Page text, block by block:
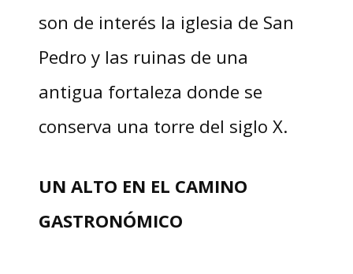
son de interés la iglesia de San
Pedro y las ruinas de una
antigua fortaleza donde se
conserva una torre del siglo X.
UN ALTO EN EL CAMINO
GASTRONÓMICO